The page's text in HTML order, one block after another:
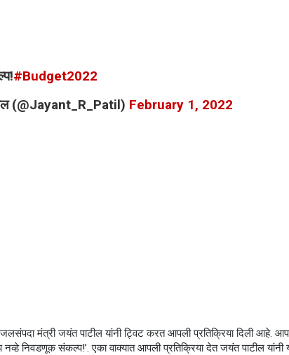
#Budget2022
(@Jayant_R_Patil) February 1, 2022
जलसंपदा मंत्री जयंत पाटील यांनी ट्विट करत आपली प्रतिक्रिया दिली आहे.
निवडणूक संकल्प!’. एका वाक्यात आपली प्रतिक्रिया देत जयंत पाटील यांनी